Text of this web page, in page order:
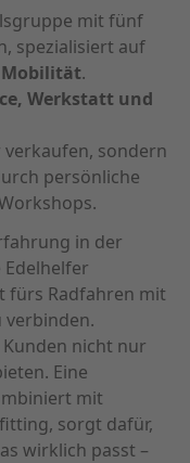
mit fünf
spezialisiert auf
.
Werkstatt und
sondern
persönliche
in der
fürs Radfahren mit
verbinden.
nicht nur
Eine
mit
sorgt dafür,
wirklich passt –